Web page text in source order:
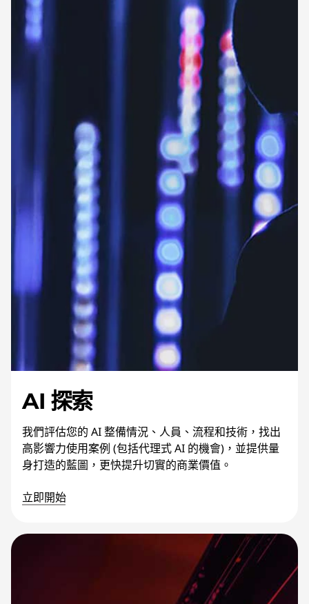
AI 探索
我們評估您的 AI 整備情況、人員、流程和技術，找出
高影響力使用案例 (包括代理式 AI 的機會)，並提供量
身打造的藍圖，更快提升切實的商業價值。
立即開始